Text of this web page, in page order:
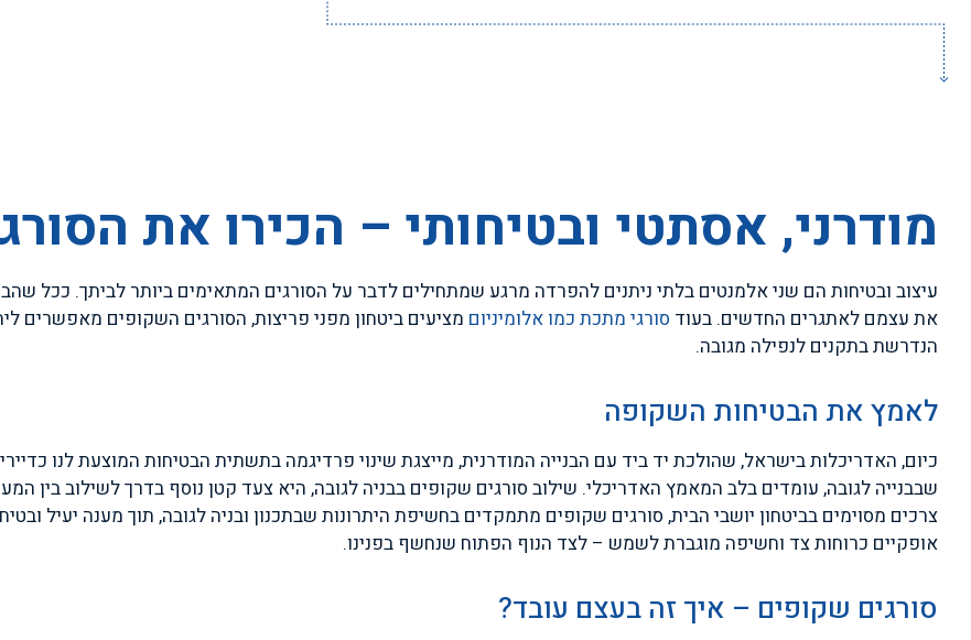
מודרני, אסתטי ובטיחותי – הכירו את
עיצוב ובטיחות הם שני אלמנטים בלתי ניתנים להפרדה מרגע שמתחילים לדבר על הסורגים המתאימים ביותר לביתך. ככל
את עצמם לאתגרים החדשים. בעוד סורגי מתכת כמו אלומיניום מציעים ביטחון מפני פריצות, הסורגים השקופים מאפשרים
הנדרשת בתקנים לנפילה מגובה.
לאמץ את הבטיחות השקופה
כיום, האדריכלות בישראל, שהולכת יד ביד עם הבנייה המודרנית, מייצגת שינוי פרדיגמה בתשתית הבטיחות המוצעת לנו
שבבנייה לגובה, עומדים בלב המאמץ האדריכלי. שילוב סורגים שקופים בבניה לגובה, היא צעד קטן נוסף בדרך לשילוב בין
צרכים מסוימים בביטחון יושבי הבית, סורגים שקופים מתמקדים בחשיפת היתרונות שבתכנון ובניה לגובה, תוך מענה יעיל
אופקיים כרוחות צד וחשיפה מוגברת לשמש – לצד הנוף הפתוח שנחשף בפנינו.
סורגים שקופים – איך זה בעצם עובד?